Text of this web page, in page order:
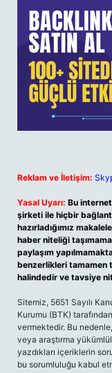
Reklam ve İletişim:
Yasal Uyarı: Bu
şirketi ile hiçbir
hazırladığımız
haber niteliği
paylaşım
benzerlikleri tamamen
halindedir ve tavsiye
Sitemiz, 5651 Sayılı
Kurumu (BTK)
vermektedir. Bu
veya araştırma
yazdıkları içeriklerin
bu sorumluluğu kabul